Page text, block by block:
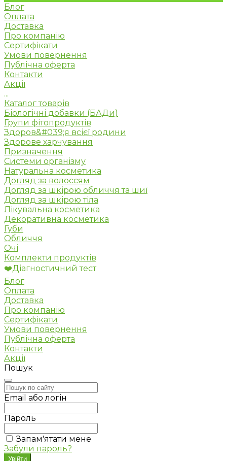
Блог
Оплата
Доставка
Про компанію
Сертифікати
Умови повернення
Публічна оферта
Контакти
Акції
...
Каталог товарів
Біологічні добавки (БАДи)
Групи фітопродуктів
Здоров&#039;я всієї родини
Здорове харчування
Призначення
Системи організму
Натуральна косметика
Догляд за волоссям
Догляд за шкірою обличчя та шиї
Догляд за шкірою тіла
Лікувальна косметика
Декоративна косметика
Губи
Обличчя
Очі
Комплекти продуктів
❤️Діагностичний тест
Блог
Оплата
Доставка
Про компанію
Сертифікати
Умови повернення
Публічна оферта
Контакти
Акції
Пошук
Email або логін
Пароль
Запам'ятати мене
Забули пароль?